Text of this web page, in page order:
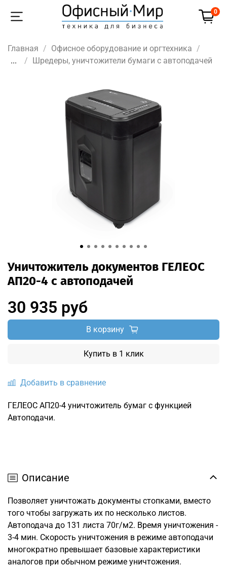
0
Главная
Офисное оборудование и оргтехника
...
Шредеры, уничтожители бумаги с автоподачей
Уничтожитель документов ГЕЛЕОС
АП20-4 с автоподачей
Добавить в сравнение
30 935 руб
В корзину
Купить в 1 клик
ГЕЛЕОС АП20-4 уничтожитель бумаг с функцией
Автоподачи.
Описание
Позволяет уничтожать документы стопками, вместо
того чтобы загружать их по несколько листов.
Автоподача до 131 листа 70г/м2. Время уничтожения -
3-4 мин. Скорость уничтожения в режиме автоподачи
многократно превышает базовые характеристики
аналогов при обычном режиме уничтожения.